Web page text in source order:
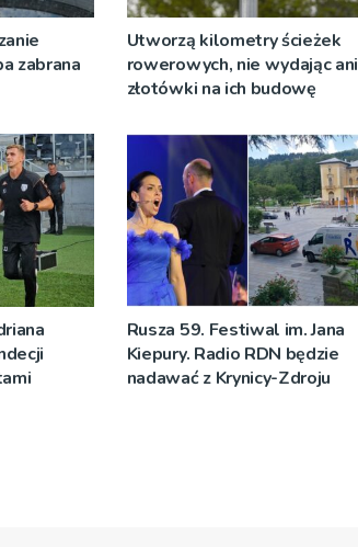
zabrana
Utworzą kilometry ścieżek
rowerowych, nie wydając ani
złotówki na ich budowę
Rusza 59. Festiwal im. Jana
Kiepury. Radio RDN będzie
nadawać z Krynicy-Zdroju